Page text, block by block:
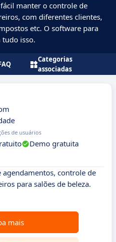
manter o controle de
com diferentes clientes,
etc. O software para
tudo isso.
Categorias
associadas
de usuários
Demo gratuita
controle de
para salões de beleza.
mais